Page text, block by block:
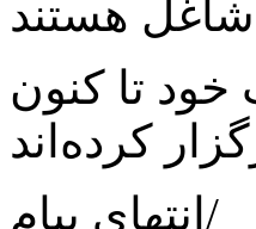
تا کنون
انتهای پیام/